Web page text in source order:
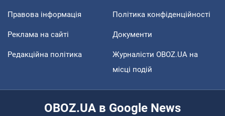
Правова інформація Політика конфіденційності
Реклама на сайті Документи
Редакційна політика
Журналісти OBOZ.UA на
місці подій
OBOZ.UA в Google News